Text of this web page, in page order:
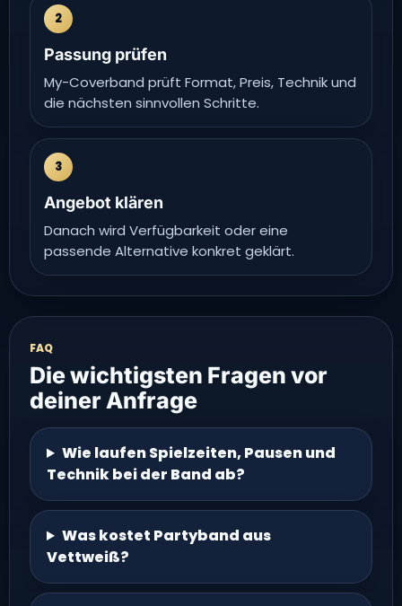
2
Passung prüfen
My-Coverband prüft Format, Preis, Technik und
die nächsten sinnvollen Schritte.
3
Angebot klären
Danach wird Verfügbarkeit oder eine
passende Alternative konkret geklärt.
FAQ
Die wichtigsten Fragen vor
deiner Anfrage
Wie laufen Spielzeiten, Pausen und
Technik bei der Band ab?
Was kostet Partyband aus
Vettweiß?